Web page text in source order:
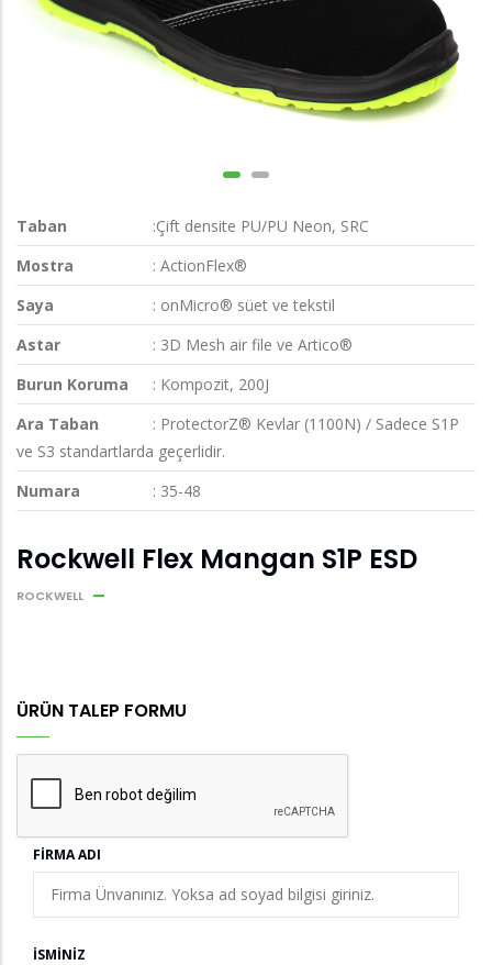
Taban
:Çift densite PU/PU Neon, SRC
Mostra
: ActionFlex®
Saya
: onMicro® süet ve tekstil
Astar
: 3D Mesh air file ve Artico®
Burun Koruma
: Kompozit, 200J
Ara Taban
: ProtectorZ® Kevlar (1100N) / Sadece S1P
ve S3 standartlarda geçerlidir.
Numara
: 35-48
Rockwell Flex Mangan S1P ESD
ROCKWELL
ÜRÜN TALEP FORMU
FIRMA ADI
İSMINIZ